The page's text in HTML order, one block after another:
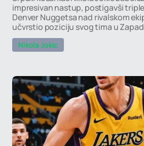
impresivan nastup, postigavši
Denver Nuggetsa nad rivalskom
učvrstio poziciju svog tima u
Nikola Jokic